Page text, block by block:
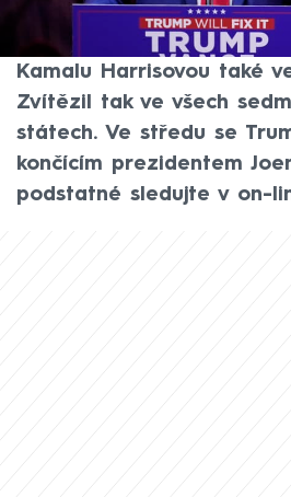
prezidentských volbách
porazil svou
Kamalu Harrisovou také
Zvítězil tak ve všech
státech. Ve středu se
končícím prezidentem
podstatné sledujte v on-